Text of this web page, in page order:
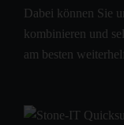
Dabei können Sie
kombinieren und
am besten